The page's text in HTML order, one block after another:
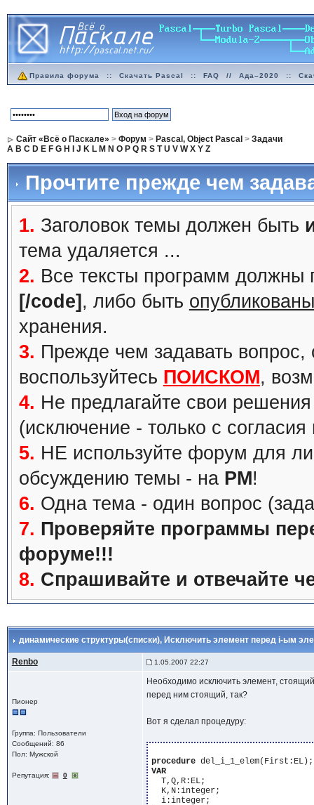
Правила форума :: Скачать Pascal :: FAQ // Ада–2020 ::
Сайт «Всё о Паскале» > Форум > Pascal, Object Pascal > Задачи
A B C D E F G H J K L M N O P Q R S T U V W X Y Z
Прочтите прежде чем
1. Заголовок темы должен быть
тема удаляется ...
2. Все тексты программ должны
[/code] , либо быть
хранения.
3. Прежде чем задавать вопрос,
воспользуйтесь ПОИСКОМ,
4. Не предлагайте свои
(исключение - только с
5. НЕ используйте форум для
обсуждению темы - на PM!
6. Одна тема - один вопрос
7. Проверяйте программы
форуме!!!
8. Спрашивайте и отвечайте
динамические структуры(списки), Исключить элемент перед i-ым
Renbo 1.05.2007 22:27
Пионер
Группа: Пользователи
Сообщений: 86
Пол: Мужской
Репутация: 0
Необходимо исключить элемент,
перед ним стоящий, так?
Вот я сделал процедуру:
procedure
VAR
  T,Q,R:EL;
  K,N:integer;